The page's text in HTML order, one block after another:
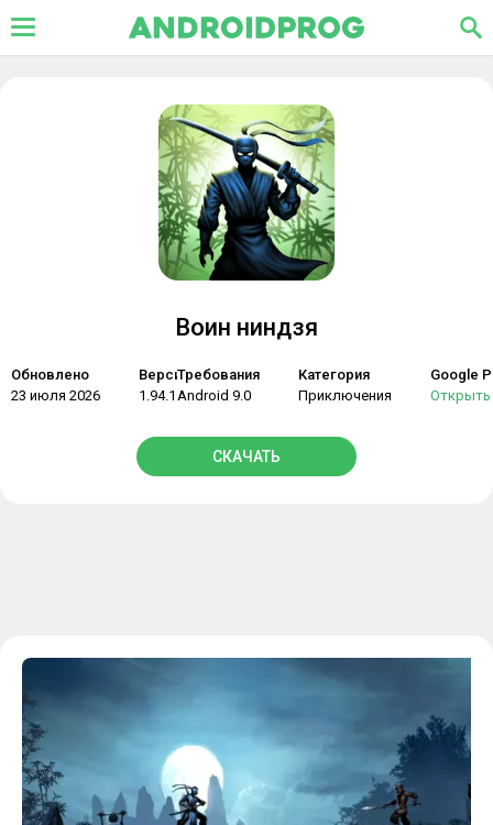
Воин ниндзя
Обновлено
23 июля 2026
Версия
1.94.1
Требования
Android 9.0
Категория
Приключения
Google
Открыть
СКАЧАТЬ